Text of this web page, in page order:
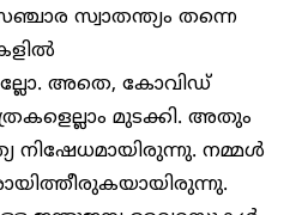
സ്വാതന്ത്യം തന്നെ
അതെ, കോവിഡ്
മുടക്കി. അതും
നിഷേധമായിരുന്നു. നമ്മൾ